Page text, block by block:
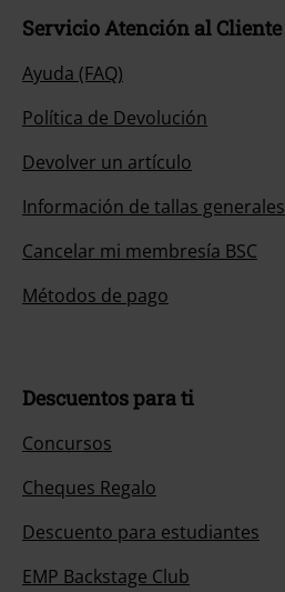
Servicio Atención al Cliente
Ayuda (FAQ)
Política de Devolución
Devolver un artículo
Información de tallas generales
Cancelar mi membresía BSC
Métodos de pago
Descuentos para ti
Concursos
Cheques Regalo
Descuento para estudiantes
EMP Backstage Club